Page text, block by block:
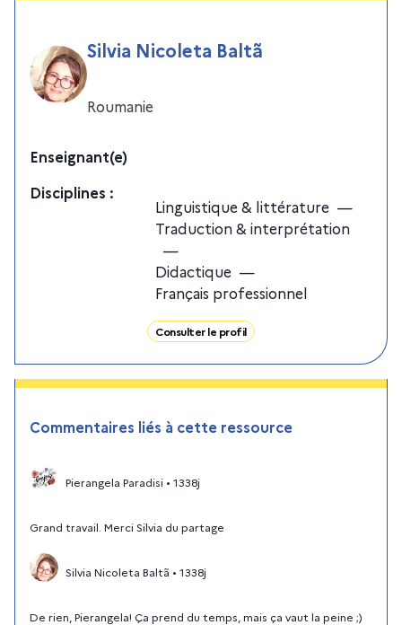
Silvia Nicoleta Baltã
Roumanie
Enseignant(e)
Disciplines :
Linguistique & littérature —
Traduction & interprétation
—
Didactique —
Français professionnel
Consulter le profil
Commentaires liés à cette ressource
Pierangela Paradisi • 1338j
Grand travail. Merci Silvia du partage
Silvia Nicoleta Baltã • 1338j
De rien, Pierangela! Ça prend du temps, mais ça vaut la peine ;)